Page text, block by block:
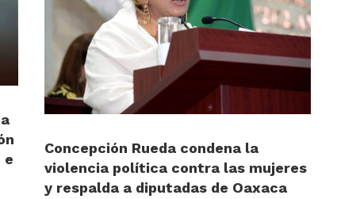
e
Concepción Rueda condena la
violencia política contra las mujeres
y respalda a diputadas de Oaxaca